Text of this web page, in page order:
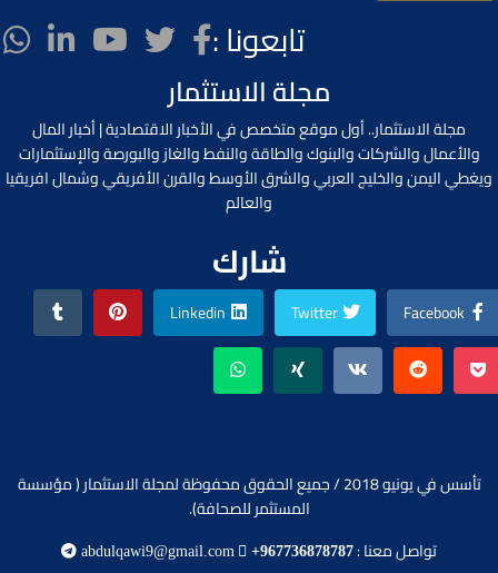
تابعونا :
مجلة الاستثمار
مجلة الاستثمار.. أول موقع متخصص في الأخبار الاقتصادية | أخبار المال
والأعمال والشركات والبنوك والطاقة والنفط والغاز والبورصة والإستثمارات
ويغطي اليمن والخليج العربي والشرق الأوسط والقرن الأفريقي وشمال افريقيا
والعالم
شارك
Facebook
Twitter
Linkedin
تأسس في يونيو 2018 / جميع الحقوق محفوظة لمجلة الاستثمار ( مؤسسة
المستثمر للصحافة).
تواصل معنا : +967736878787
abdulqawi9@gmail.com